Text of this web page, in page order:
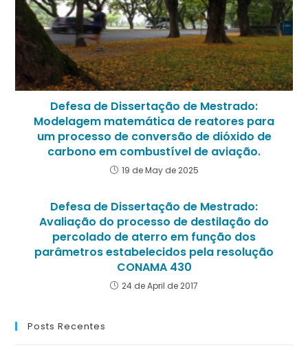
Defesa de Dissertação de Mestrado:
Modelagem matemática de reatores para
um processo de conversão de dióxido de
carbono em combustível de aviação.
19 de May de 2025
Defesa de Dissertação de Mestrado:
Avaliação do processo de destilação do
percolado de aterro em função dos
parâmetros estabelecidos pela resolução
CONAMA 430
24 de April de 2017
Posts Recentes